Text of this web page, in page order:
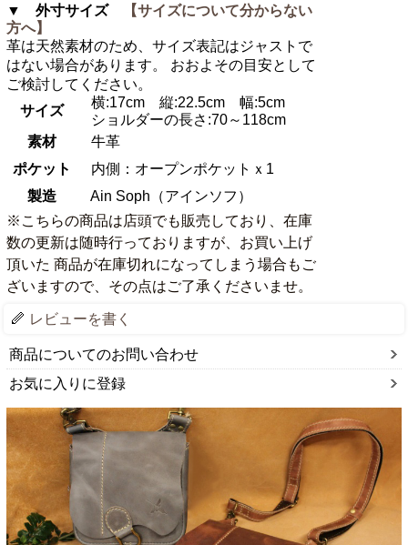
▼ 外寸サイズ
【サイズについて分からない
方へ】
革は天然素材のため、サイズ表記はジャストで
はない場合があります。 おおよその目安として
ご検討してください。
サイズ
横:17cm 縦:22.5cm 幅:5cm
ショルダーの長さ:70～118cm
素材
牛革
ポケット
内側：オープンポケットｘ1
製造
Ain Soph（アインソフ）
※こちらの商品は店頭でも販売しており、在庫
数の更新は随時行っておりますが、お買い上げ
頂いた 商品が在庫切れになってしまう場合もご
ざいますので、その点はご了承くださいませ。
レビューを書く
商品についてのお問い合わせ
お気に入りに登録